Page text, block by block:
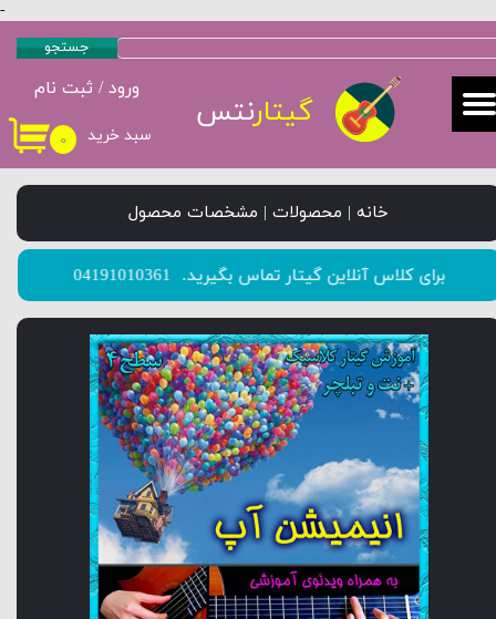
-
۰ سبد خرید
ورود / ثبت نام
حساب کاربری من
تغییر گذر واژه
خروج از حساب کاربری
گیتارنتس
جستجو
خانه | محصولات | مشخصات محصول
​​​​​​​برای کلاس آنلاین گیتار تماس بگیرید. 04191010361